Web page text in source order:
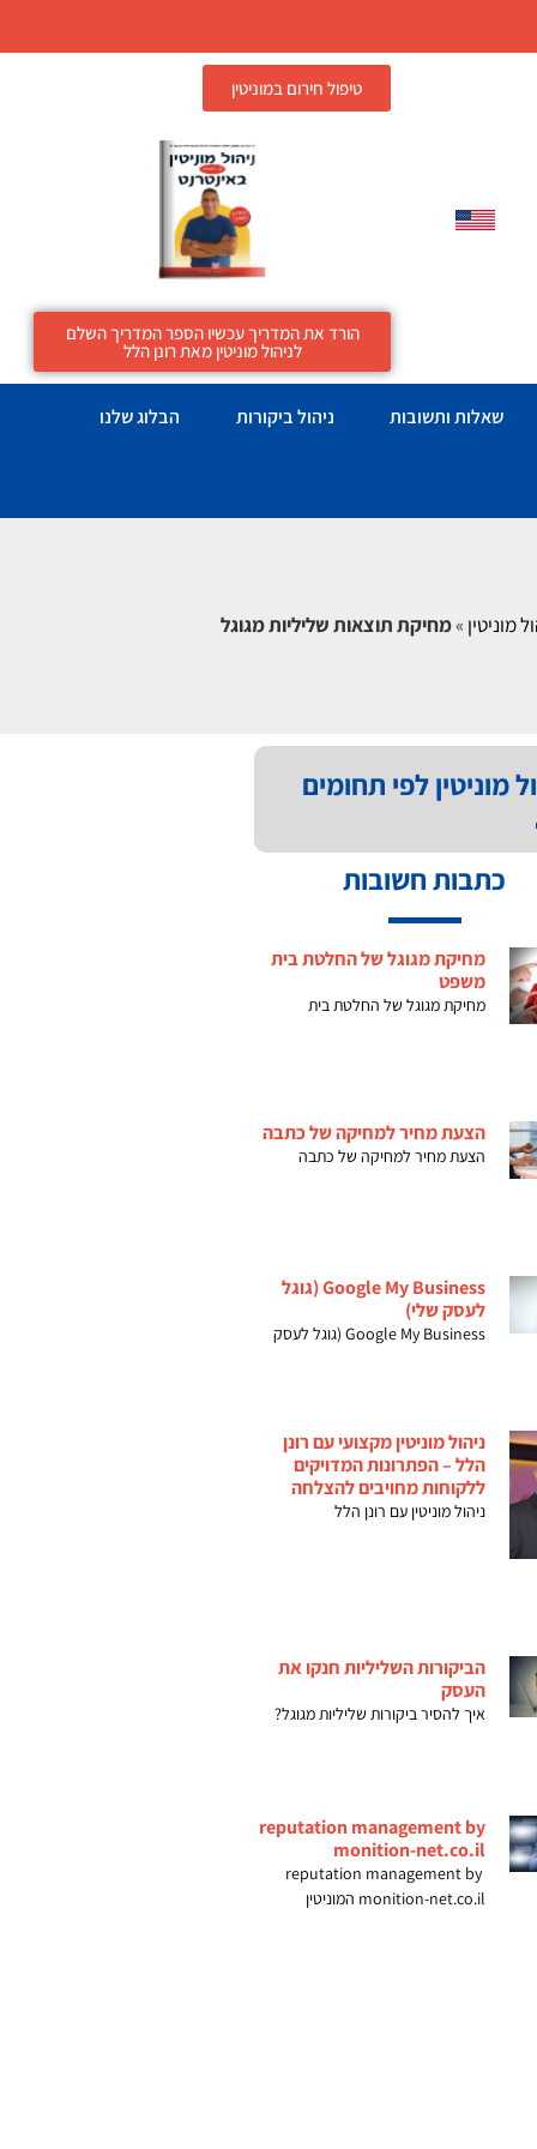
טיפול חירום במוניטין
הורד את המדריך עכשיו הספר המדריך השלם
לניהול מוניטין מאת רונן הלל
שאלות ותשובות ניהול ביקורות הבלוג שלנו
מוניטין »מחיקת תוצאות שליליות מגוגל
מוניטין לפי תחומים
כתבות חשובות
מחיקת מגוגל של החלטת בית
משפט
מחיקת מגוגל של החלטת בית
הצעת מחיר למחיקה של כתבה
הצעת מחיר למחיקה של כתבה
Google My Business (גוגל
לעסק שלי)
Google My Business (גוגל לעסק
ניהול מוניטין מקצועי עם רונן
הלל – הפתרונות המדויקים
ללקוחות מחויבים להצלחה
ניהול מוניטין עם רונן הלל
הביקורות השליליות חנקו את
העסק
איך להסיר ביקורות שליליות מגוגל?
reputation management by
monition-net.co.il
reputation management by
monition-net.co.il המוניטין